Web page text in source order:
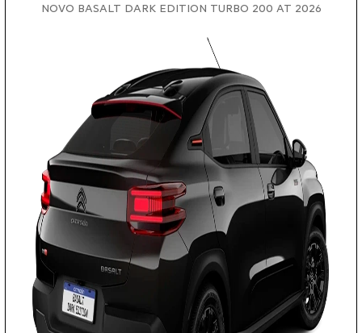
NOVO BASALT DARK EDITION TURBO 200 AT 2026